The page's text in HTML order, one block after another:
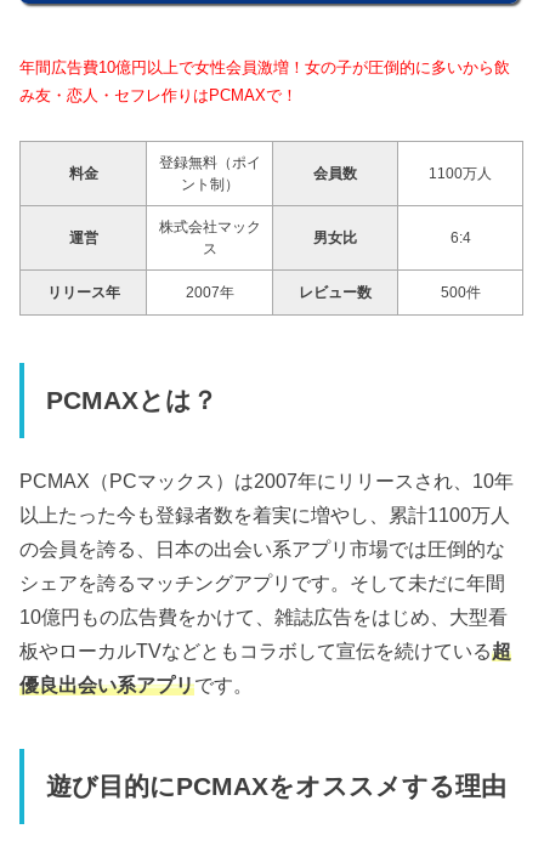
年間広告費10億円以上で女性会員激増！女の子が圧倒的に多いから飲
み友・恋人・セフレ作りはPCMAXで！
料金
登録無料（ポイ
ント制）
会員数 1100万人
運営
株式会社マック
ス
男女比 6:4
リリース年 2007年 レビュー数 500件
PCMAXとは？
PCMAX（PCマックス）は2007年にリリースされ、10年
以上たった今も登録者数を着実に増やし、累計1100万人
の会員を誇る、日本の出会い系アプリ市場では圧倒的な
シェアを誇るマッチングアプリです。そして未だに年間
10億円もの広告費をかけて、雑誌広告をはじめ、大型看
板やローカルTVなどともコラボして宣伝を続けている超
優良出会い系アプリです。
遊び目的にPCMAXをオススメする理由